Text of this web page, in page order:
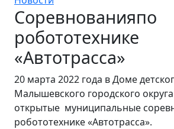
Соревнованияпо
робототехнике
«Автотрасса»
20 марта 2022 года в Доме
Малышевского городского
открытые муниципальные
робототехнике «Автотрасса».